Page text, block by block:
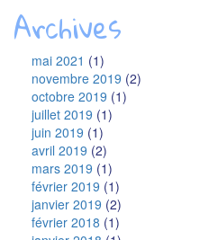
Archives
mai 2021 (1)
novembre 2019 (2)
octobre 2019 (1)
juillet 2019 (1)
juin 2019 (1)
avril 2019 (2)
mars 2019 (1)
février 2019 (1)
janvier 2019 (2)
février 2018 (1)